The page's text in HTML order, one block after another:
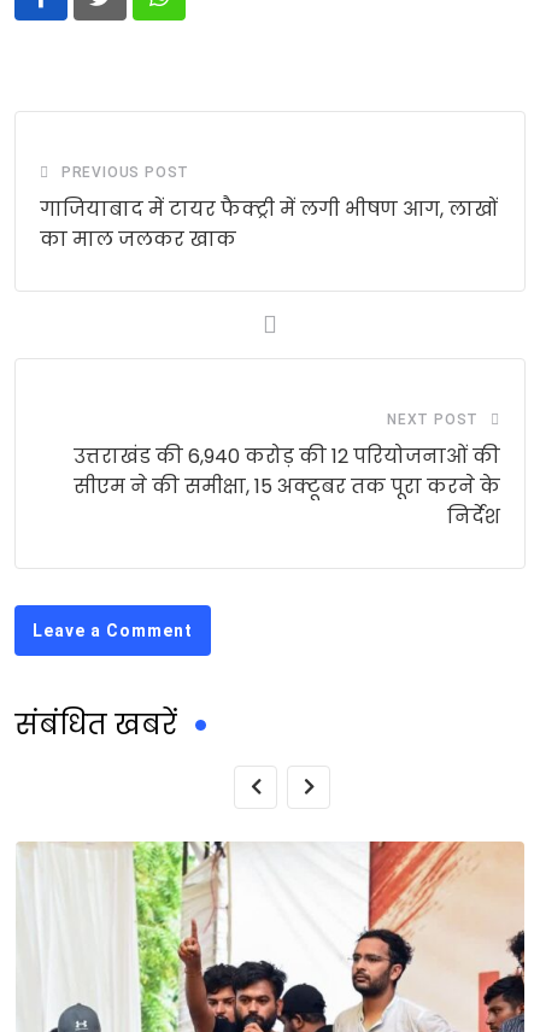
Whatsapp
PREVIOUS POST
गाजियाबाद में टायर फैक्ट्री में लगी भीषण आग, लाखों
का माल जलकर खाक
NEXT POST
उत्तराखंड की 6,940 करोड़ की 12 परियोजनाओं की
सीएम ने की समीक्षा, 15 अक्टूबर तक पूरा करने के
निर्देश
Leave a Comment
संबंधित खबरें